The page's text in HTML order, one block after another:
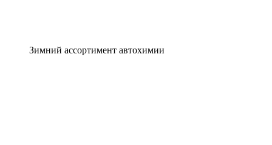
Зимний ассортимент автохимии